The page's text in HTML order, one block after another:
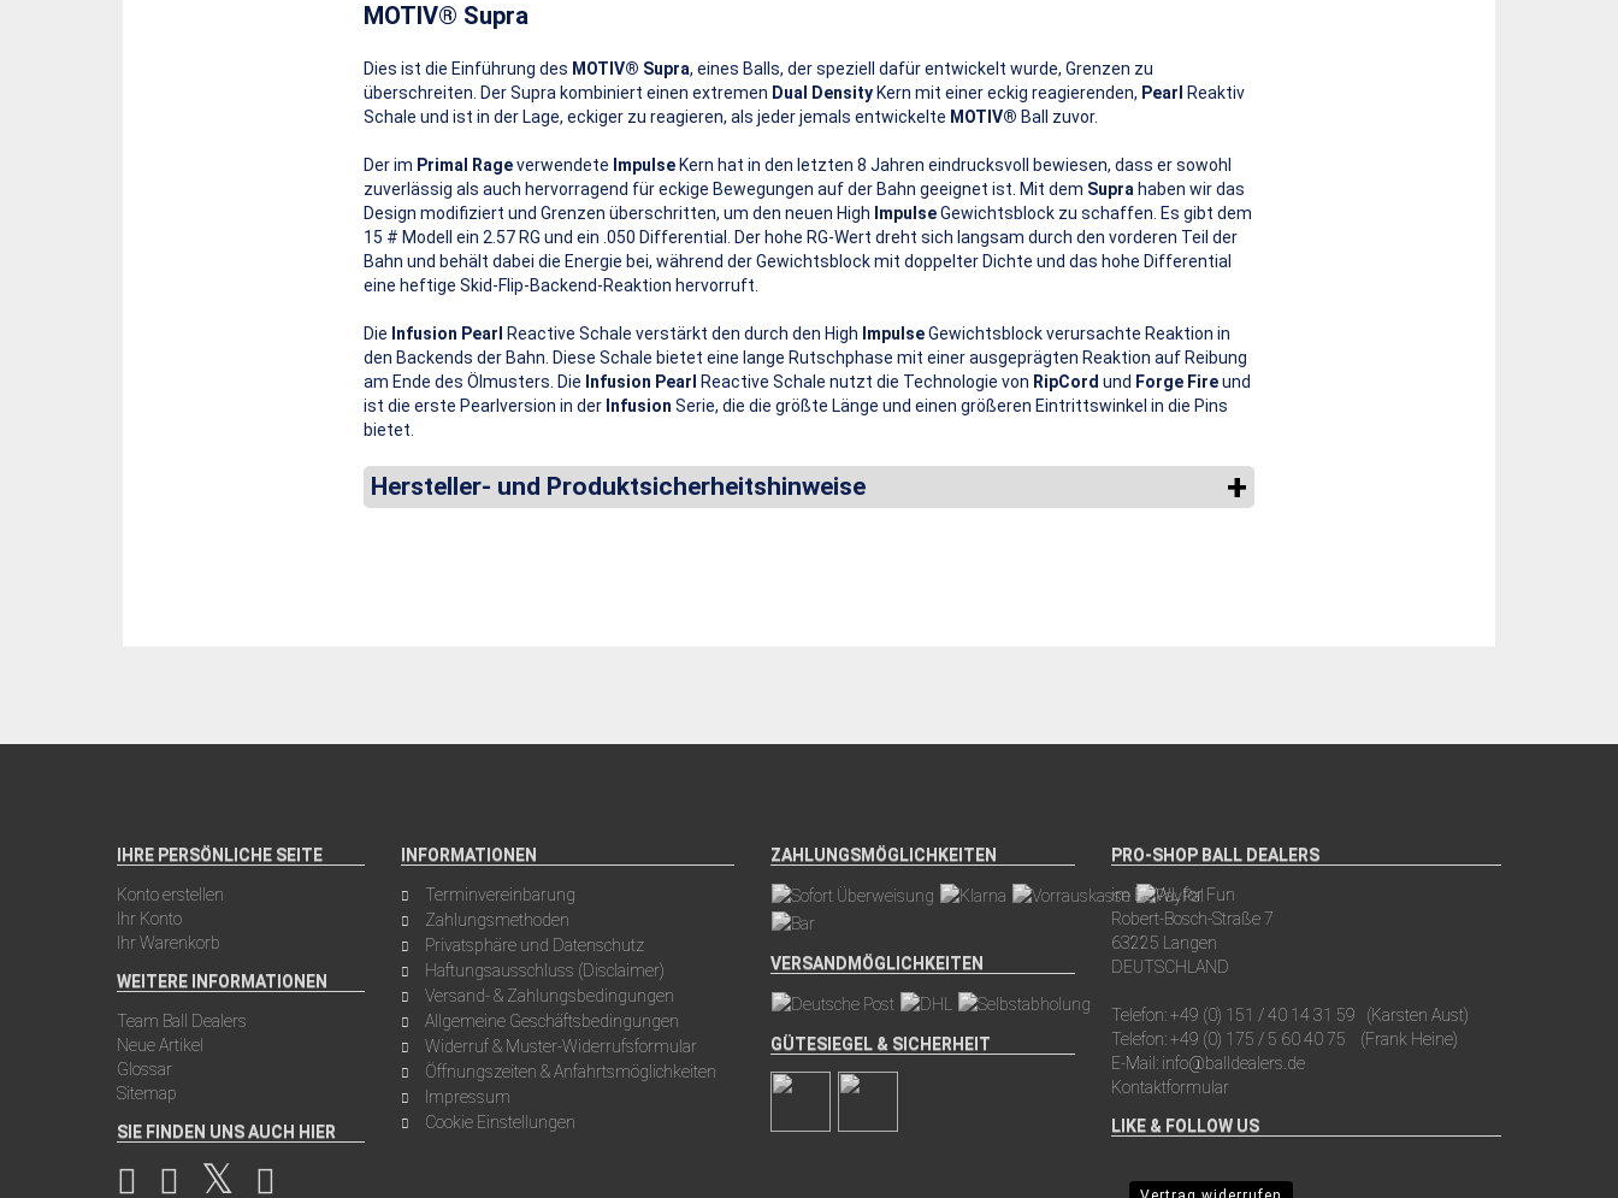
MOTIV® Supra
Dies ist die Einführung des MOTIV® Supra, eines Balls, der speziell dafür entwickelt wurde, Grenzen zu
überschreiten. Der Supra kombiniert einen extremen Dual Density Kern mit einer eckig reagierenden, Pearl
Reaktiv
Schale und ist in der Lage, eckiger zu reagieren, als jeder jemals entwickelte MOTIV® Ball zuvor.
Der im Primal Rageverwendete Impulse Kern hat in den letzten 8 Jahren eindrucksvoll bewiesen, dass er sowohl
zuverlässig als auch hervorragend für eckige Bewegungen auf der Bahn geeignet ist. Mit dem Supra haben wir das
Design modifiziert und Grenzen überschritten, um den neuen High ImpulseGewichtsblock zu schaffen. Es gibt dem
15 # Modell ein 2.57 RG und ein .050 Differential. Der hohe RG-Wert dreht sich langsam durch den vorderen Teil der
Bahn und behält dabei die Energie bei, während der Gewichtsblock mit doppelter Dichte und das hohe Differential
eine heftige Skid-Flip-Backend-Reaktion hervorruft.
Die Infusion Pearl Reactive Schale verstärkt den durch den High ImpulseGewichtsblock verursachte Reaktion in
den Backends der Bahn. Diese Schale bietet eine lange Rutschphase mit einer ausgeprägten Reaktion auf Reibung
am Ende des Ölmusters. Die Infusion Pearl Reactive Schale nutzt die Technologie von RipCord und Forge Fireund
ist die erste Pearlversion in der Infusion Serie, die die größte Länge und einen größeren Eintrittswinkel in die Pins
bietet.
Hersteller- und Produktsicherheitshinweise
IHRE PERSÖNLICHE SEITE
Konto erstellen
Ihr Konto
Ihr Warenkorb
WEITERE INFORMATIONEN
Team Ball Dealers
Neue Artikel
Glossar
Sitemap
SIE FINDEN UNS AUCH HIER
INFORMATIONEN
Terminvereinbarung
Zahlungsmethoden
Privatsphäre und Datenschutz
Haftungsausschluss (Disclaimer)
Versand- & Zahlungsbedingungen
Allgemeine Geschäftsbedingungen
Widerruf & Muster-Widerrufsformular
Öffnungszeiten & Anfahrtsmöglichkeiten
Impressum
Cookie Einstellungen
ZAHLUNGSMÖGLICHKEITEN
VERSANDMÖGLICHKEITEN
GÜTESIEGEL & SICHERHEIT
PRO-SHOP BALL DEALERS
im BOWL for Fun
Robert-Bosch-Straße 7
63225 Langen
DEUTSCHLAND
Telefon:+49 (0) 151 / 40 14 31 59
(Karsten Aust)
Telefon:+49 (0) 175 / 5 60 40 75
(Frank Heine)
E-Mail: info@balldealers.de
Kontaktformular
LIKE & FOLLOW US